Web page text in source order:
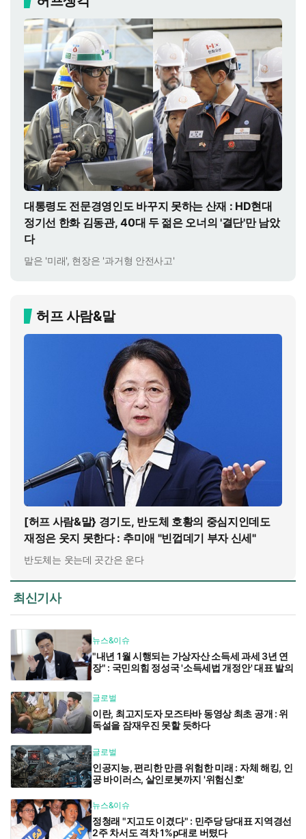
대통령도 전문경영인도 바꾸지 못하는 산재 : HD현대
정기선 한화 김동관, 40대 두 젊은 오너의 '결단'만 남았
다
말은 '미래', 현장은 '과거형 안전사고'
허프 사람&말
[허프 사람&말} 경기도, 반도체 호황의 중심지인데도
재정은 웃지 못한다 : 추미애 "빈껍데기 부자 신세"
반도체는 웃는데 곳간은 운다
최신기사
뉴스&이슈
"내년 1월 시행되는 가상자산 소득세 과세 3년 연
장" : 국민의힘 정성국 '소득세법 개정안' 대표 발의
글로벌
이란, 최고지도자 모즈타바 동영상 최초 공개 : 위
독설을 잠재우진 못할 듯하다
글로벌
인공지능, 편리한 만큼 위험한 미래 : 자체 해킹, 인
공 바이러스, 살인로봇까지 '위험신호'
뉴스&이슈
정청래 "지고도 이겼다" : 민주당 당대표 지역경선
2주 차서도 격차 1%p대로 버텼다